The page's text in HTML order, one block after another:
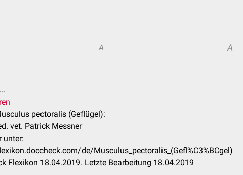
A A
pectoralis (Geflügel):
vet. Patrick Messner
unter:
de/Musculus_pectoralis_(Gefl%C3%BCgel)
Flexikon 18.04.2019. Letzte Bearbeitung 18.04.2019